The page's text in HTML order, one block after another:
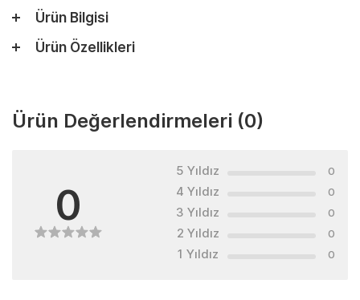
Ürün Bilgisi
Ürün Özellikleri
Ürün Değerlendirmeleri (0)
0
5 Yıldız 0
4 Yıldız 0
3 Yıldız 0
2 Yıldız 0
1 Yıldız 0